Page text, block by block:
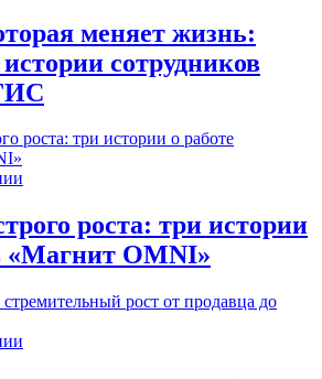
меняет жизнь:
сотрудников
роста: три истории
«Магнит OMNI»